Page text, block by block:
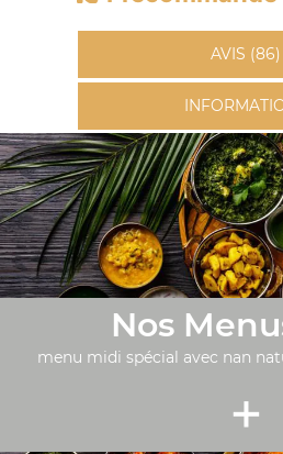
AVIS (86)
Nos
menu midi spécial avec nan
+